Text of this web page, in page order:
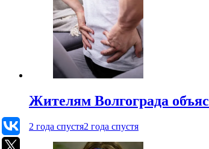
Жителям Волгограда
2 года спустя2 года спустя